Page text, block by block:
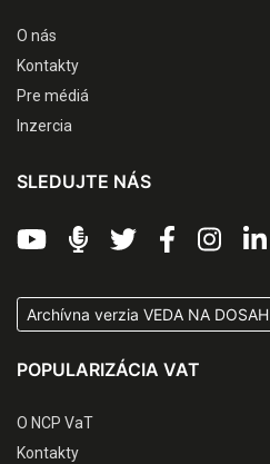
O nás
Kontakty
Pre médiá
Inzercia
SLEDUJTE NÁS
Archívna verzia VEDA NA DOSAH
POPULARIZÁCIA VAT
O NCP VaT
Kontakty